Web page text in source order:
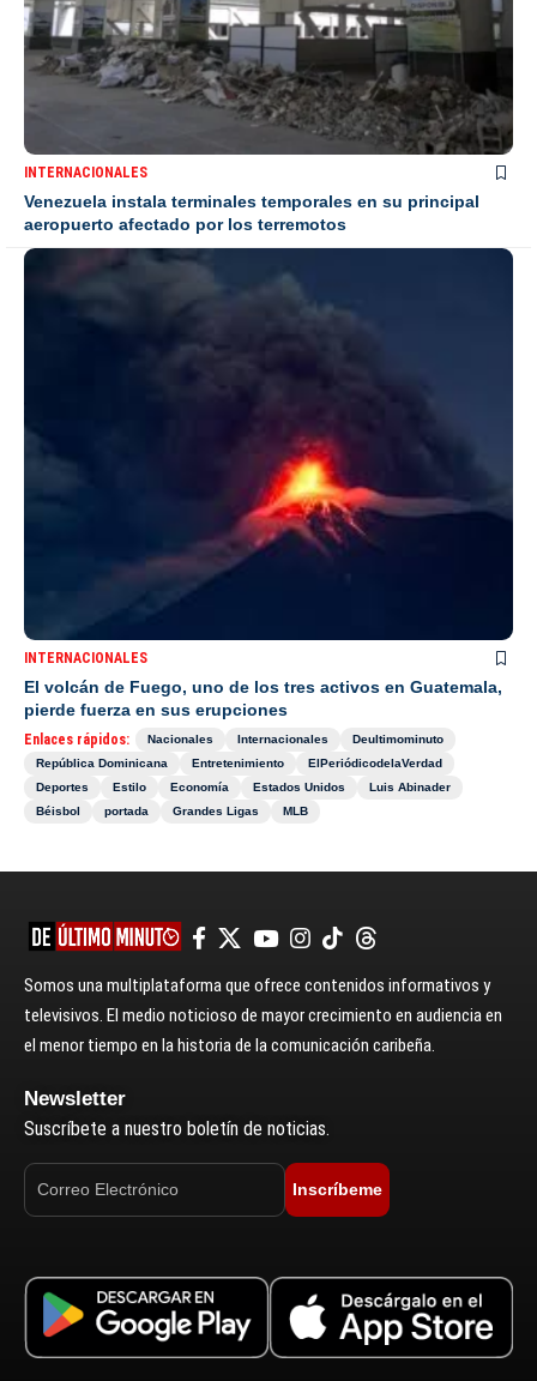
INTERNACIONALES
Venezuela instala terminales temporales en su principal
aeropuerto afectado por los terremotos
INTERNACIONALES
El volcán de Fuego, uno de los tres activos en Guatemala,
pierde fuerza en sus erupciones
Enlaces rápidos: Nacionales Internacionales
Deultimominuto
República Dominicana
Entretenimiento
ElPeriódicodelaVerdad
Deportes
Estilo Economía Estados Unidos
Luis Abinader
Béisbol
portada Grandes Ligas MLB
Somos una multiplataforma que ofrece contenidos informativos y
televisivos. El medio noticioso de mayor crecimiento en audiencia en
el menor tiempo en la historia de la comunicación caribeña.
Newsletter
Suscríbete a nuestro boletín de noticias.
Inscríbeme